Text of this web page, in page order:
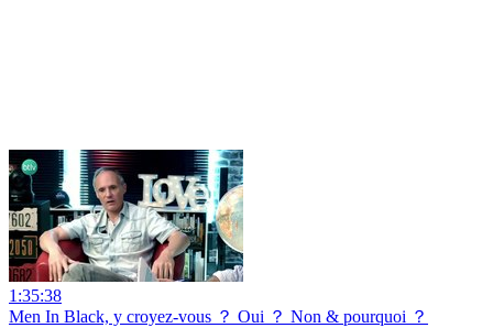
1:35:38
Men In Black, y croyez-vous ？ Oui ？ Non & pourquoi ？